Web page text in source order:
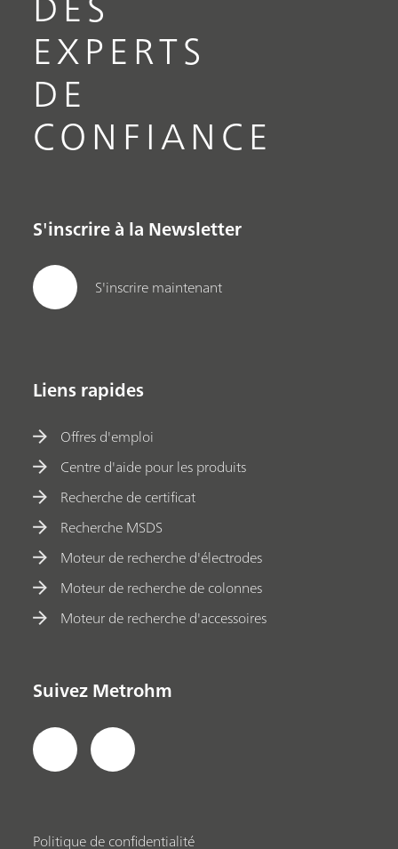
EXPERTS
DE
CONFIANCE
S'inscrire à la Newsletter
S'inscrire maintenant
Liens rapides
Offres d'emploi
Centre d'aide pour les produits
Recherche de certificat
Recherche MSDS
Moteur de recherche d'électrodes
Moteur de recherche de colonnes
Moteur de recherche d'accessoires
Suivez Metrohm
Politique de confidentialité